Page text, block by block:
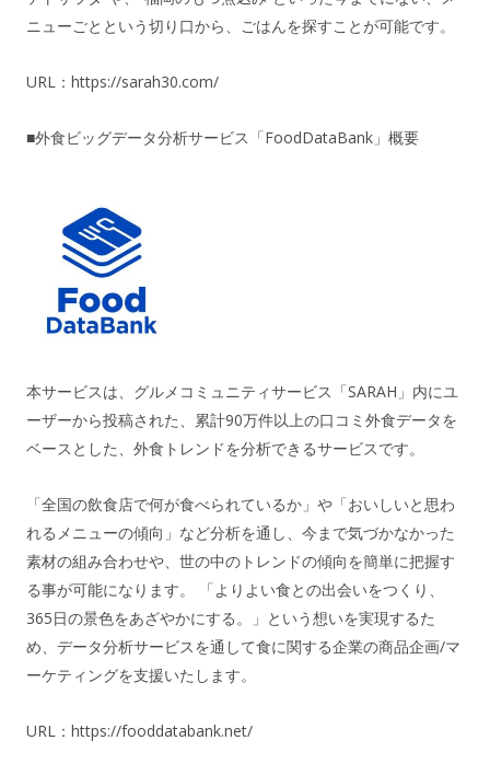
ニューごとという切り口から、ごはんを探すことが可能です。
URL： https://sarah30.com/
■外食ビッグデータ分析サービス「FoodDataBank」概要
本サービスは、グルメコミュニティサービス「SARAH」内にユ
ーザーから投稿された、累計90万件以上の口コミ外食データを
ベースとした、外食トレンドを分析できるサービスです。
「全国の飲食店で何が食べられているか」や「おいしいと思わ
れるメニューの傾向」など分析を通し、今まで気づかなかった
素材の組み合わせや、世の中のトレンドの傾向を簡単に把握す
る事が可能になります。 「よりよい食との出会いをつくり、
365日の景色をあざやかにする。」という想いを実現するた
め、データ分析サービスを通して食に関する企業の商品企画/マ
ーケティングを支援いたします。
URL： https://fooddatabank.net/